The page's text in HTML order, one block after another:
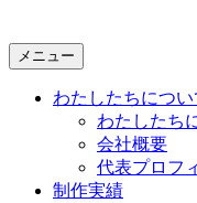
メニュー
わたしたちについ
わたしたち
会社概要
代表プロフ
制作実績